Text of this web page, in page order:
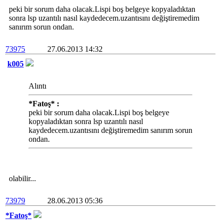
peki bir sorum daha olacak.Lispi boş belgeye kopyaladıktan
sonra lsp uzantılı nasıl kaydedecem.uzantısını değiştiremedim
sanırım sorun ondan.
73975
27.06.2013 14:32
k005
Alıntı
*Fatoş* :
peki bir sorum daha olacak.Lispi boş belgeye
kopyaladıktan sonra lsp uzantılı nasıl
kaydedecem.uzantısını değiştiremedim sanırım sorun
ondan.
olabilir...
73979
28.06.2013 05:36
*Fatoş*